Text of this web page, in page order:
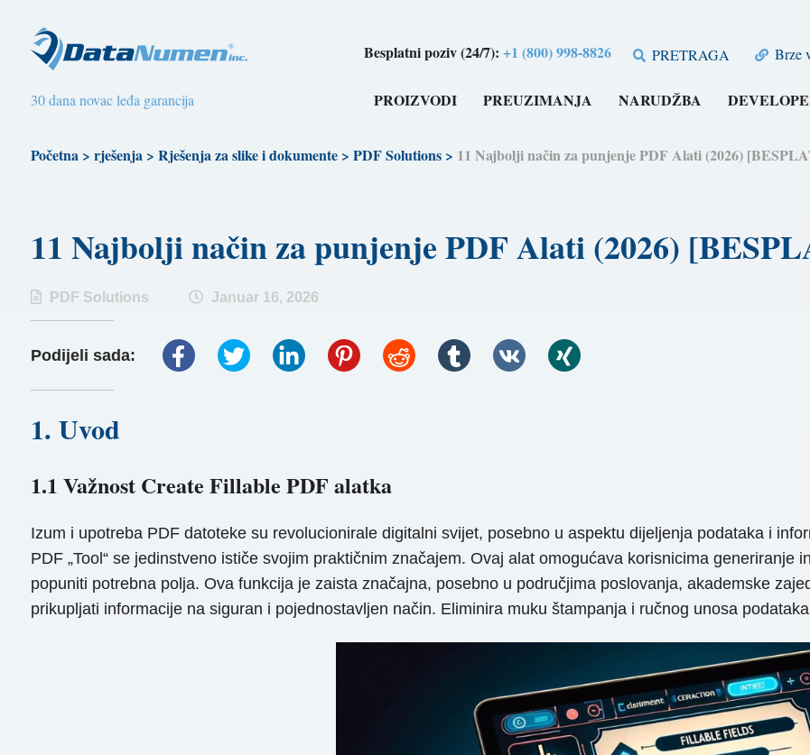
Besplatni poziv (24/7):+1 (800) 998-8826 PRETRAGA Brze
30 dana novac leđa garancija PROIZVODI PREUZIMANJA NARUDŽBA
Početna> rješenja> Rješenja za slike i dokumente> PDF Solutions> 11 Najbolji način za punjenje PDF Alati (2026)
11 Najbolji način za punjenje PDF Alati (2026)
PDF Solutions Januar 16, 2026
Podijeli sada:
1. Uvod
1.1 Važnost Create Fillable PDF alatka
Izum i upotreba PDF datoteke su revolucionirale digitalni svijet, posebno u aspektu dijeljenja podataka i
PDF „Tool“ se jedinstveno ističe svojim praktičnim značajem. Ovaj alat omogućava korisnicima generiranje
popuniti potrebna polja. Ova funkcija je zaista značajna, posebno u područjima poslovanja, akademske
prikupljati informacije na siguran i pojednostavljen način. Eliminira muku štampanja i ručnog unosa